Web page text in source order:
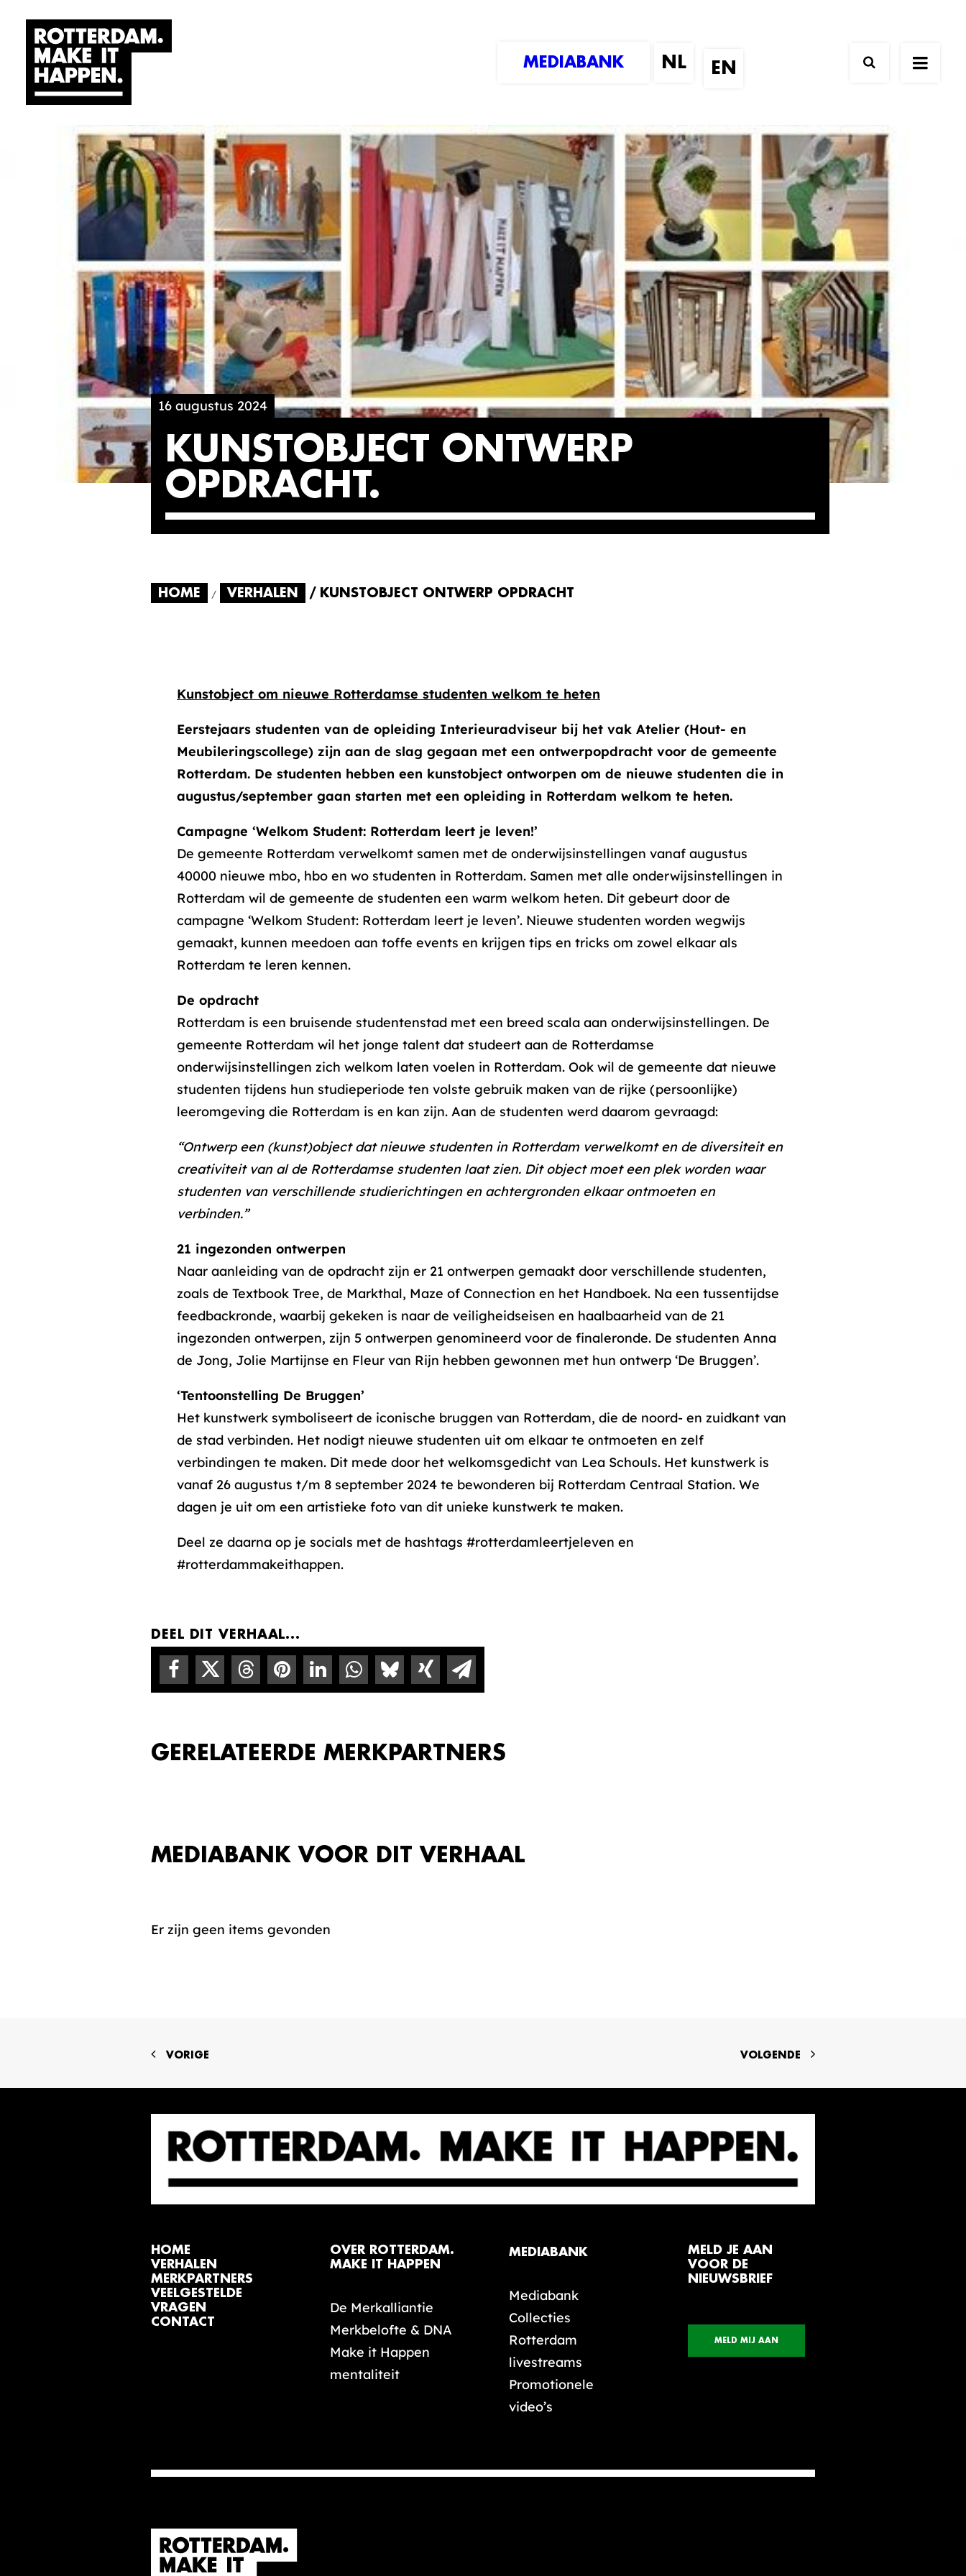
MEDIABANK
16 augustus 2024
KUNSTOBJECT ONTWERP
OPDRACHT
HOME VERHALEN KUNSTOBJECT ONTWERP OPDRACHT
Kunstobject om nieuwe Rotterdamse studenten welkom te heten
Eerstejaars studenten van de opleiding Interieuradviseur bij het vak Atelier (Hout- en
Meubileringscollege) zijn aan de slag gegaan met een ontwerpopdracht voor de gemeente
Rotterdam. De studenten hebben een kunstobject ontworpen om de nieuwe studenten die in
augustus/september gaan starten met een opleiding in Rotterdam welkom te heten.
Campagne ‘Welkom Student: Rotterdam leert je leven!’
De gemeente Rotterdam verwelkomt samen met de onderwijsinstellingen vanaf augustus
40000 nieuwe mbo, hbo en wo studenten in Rotterdam. Samen met alle onderwijsinstellingen in
Rotterdam wil de gemeente de studenten een warm welkom heten. Dit gebeurt door de
campagne ‘Welkom Student: Rotterdam leert je leven’. Nieuwe studenten worden wegwijs
gemaakt, kunnen meedoen aan toffe events en krijgen tips en tricks om zowel elkaar als
Rotterdam te leren kennen.
De opdracht
Rotterdam is een bruisende studentenstad met een breed scala aan onderwijsinstellingen. De
gemeente Rotterdam wil het jonge talent dat studeert aan de Rotterdamse
onderwijsinstellingen zich welkom laten voelen in Rotterdam. Ook wil de gemeente dat nieuwe
studenten tijdens hun studieperiode ten volste gebruik maken van de rijke (persoonlijke)
leeromgeving die Rotterdam is en kan zijn. Aan de studenten werd daarom gevraagd:
“Ontwerp een (kunst)object dat nieuwe studenten in Rotterdam verwelkomt en de diversiteit en
creativiteit van al de Rotterdamse studenten laat zien. Dit object moet een plek worden waar
studenten van verschillende studierichtingen en achtergronden elkaar ontmoeten en
verbinden.”
21 ingezonden ontwerpen
Naar aanleiding van de opdracht zijn er 21 ontwerpen gemaakt door verschillende studenten,
zoals de Textbook Tree, de Markthal, Maze of Connection en het Handboek. Na een tussentijdse
feedbackronde, waarbij gekeken is naar de veiligheidseisen en haalbaarheid van de 21
ingezonden ontwerpen, zijn 5 ontwerpen genomineerd voor de finaleronde. De studenten Anna
de Jong, Jolie Martijnse en Fleur van Rijn hebben gewonnen met hun ontwerp ‘De Bruggen’.
‘Tentoonstelling De Bruggen’
Het kunstwerk symboliseert de iconische bruggen van Rotterdam, die de noord- en zuidkant van
de stad verbinden. Het nodigt nieuwe studenten uit om elkaar te ontmoeten en zelf
verbindingen te maken. Dit mede door het welkomsgedicht van Lea Schouls. Het kunstwerk is
vanaf 26 augustus t/m 8 september 2024 te bewonderen bij Rotterdam Centraal Station. We
dagen je uit om een artistieke foto van dit unieke kunstwerk te maken.
Deel ze daarna op je socials met de hashtags #rotterdamleertjeleven en
#rotterdammakeithappen.
DEEL DIT VERHAAL...
GERELATEERDE MERKPARTNERS
MEDIABANK VOOR DIT VERHAAL
Er zijn geen items gevonden
VORIGE VOLGENDE
HOME
VERHALEN
MERKPARTNERS
VEELGESTELDE
VRAGEN
CONTACT
OVER ROTTERDAM.
MAKE IT HAPPEN
De Merkalliantie
Merkbelofte & DNA
Make it Happen
mentaliteit
MEDIABANK
Mediabank
Collecties
Rotterdam
livestreams
Promotionele
video’s
MELD JE AAN
VOOR DE
NIEUWSBRIEF
MELD MIJ AAN